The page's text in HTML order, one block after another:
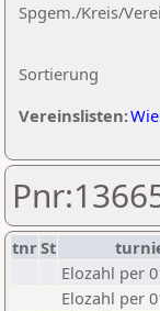
Sortierung
Spgem./Kreis/
Vereinslisten:
tnrSt
Elozahl per
Elozahl per